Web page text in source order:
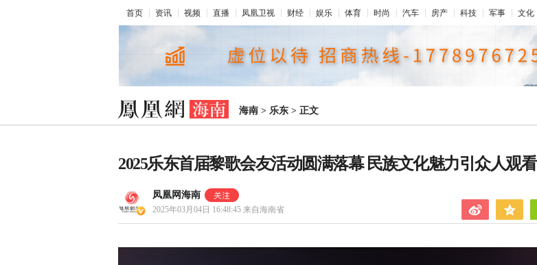
首页 资讯 视频 直播 凤凰卫视 财经 娱乐 体育 时尚 汽车 房产 科技 军事 文化
海南 > 乐东 > 正文
2025乐东首届黎歌会友活动圆满落幕 民族文化魅力引众人观看
凤凰网海南
2025年03月04日 16:48:45 来自海南省